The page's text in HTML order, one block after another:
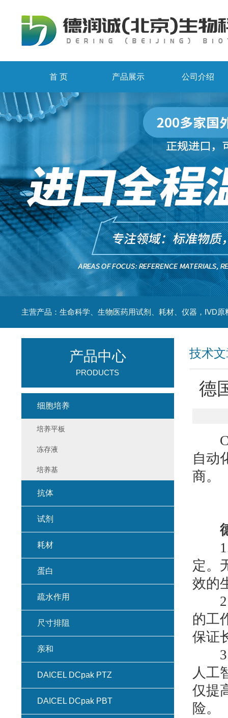
首 页 产品展示 公司介绍
主营产品：生命科学、生物医药用试剂、耗材、仪器，IVD原
技术
德
自动
商。
1.
定。
效的
2.
的工
保证
3.
人工
仅提
险。
产品中心
PRODUCTS
细胞培养
培养平板
冻存液
培养基
抗体
试剂
耗材
蛋白
疏水作用
尺寸排阻
亲和
DAICEL DCpak PTZ
DAICEL DCpak PBT